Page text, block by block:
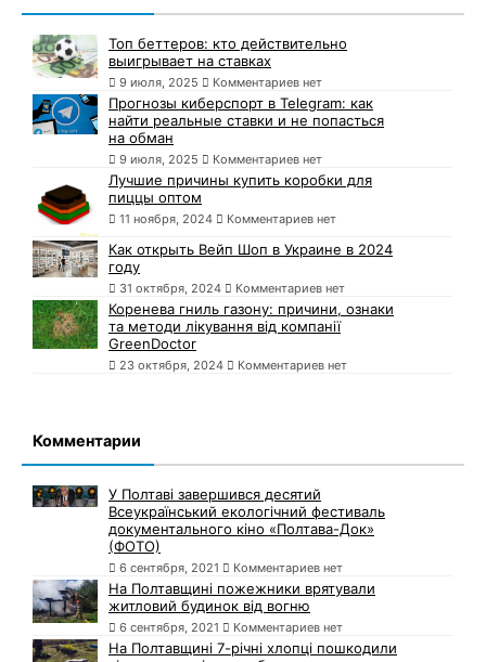
Топ беттеров: кто действительно
выигрывает на ставках
9 июля, 2025 Комментариев нет
Прогнозы киберспорт в Telegram: как
найти реальные ставки и не попасться
на обман
9 июля, 2025 Комментариев нет
Лучшие причины купить коробки для
пиццы оптом
11 ноября, 2024 Комментариев нет
Как открыть Вейп Шоп в Украине в 2024
году
31 октября, 2024 Комментариев нет
Коренева гниль газону: причини, ознаки
та методи лікування від компанії
GreenDoctor
23 октября, 2024 Комментариев нет
Комментарии
У Полтаві завершився десятий
Всеукраїнський екологічний фестиваль
документального кіно «Полтава-Док»
(ФОТО)
6 сентября, 2021 Комментариев нет
На Полтавщині пожежники врятували
житловий будинок від вогню
6 сентября, 2021 Комментариев нет
На Полтавщині 7-річні хлопці пошкодили